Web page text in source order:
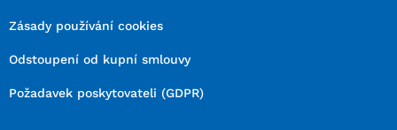
Zásady používání cookies
Odstoupení od kupní smlouvy
Požadavek poskytovateli (GDPR)